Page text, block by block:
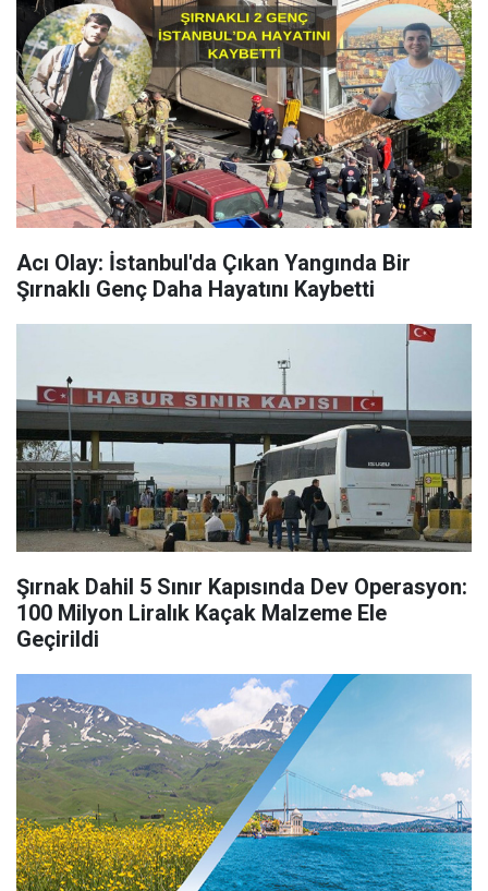
Acı Olay: İstanbul'da Çıkan Yangında Bir
Şırnaklı Genç Daha Hayatını Kaybetti
Şırnak Dahil 5 Sınır Kapısında Dev Operasyon:
100 Milyon Liralık Kaçak Malzeme Ele
Geçirildi